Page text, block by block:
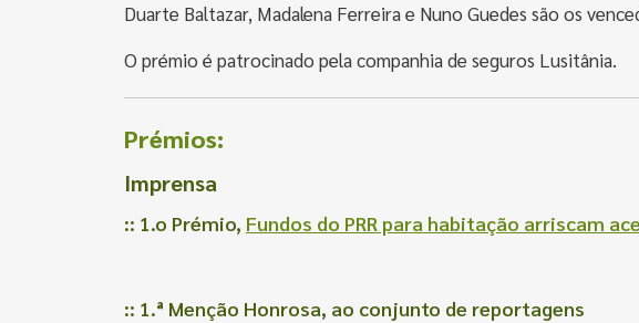
Duarte Baltazar, Madalena Ferreira e Nuno Guedes são os
O prémio é patrocinado pela companhia de seguros Lusitânia.
Prémios:
Imprensa
:: 1.o Prémio, Fundos do PRR para habitação arriscam
:: 1.ª Menção Honrosa, ao conjunto de reportagens